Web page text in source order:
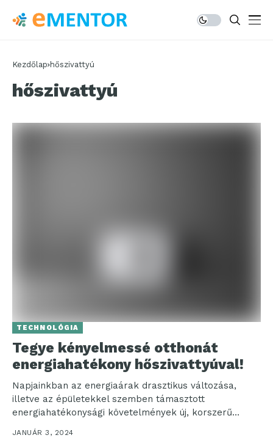
Kezdőlap hőszivattyú
hőszivattyú
TECHNOLÓGIA
Tegye kényelmessé otthonát
energiahatékony hőszivattyúval!
Napjainkban az energiaárak drasztikus változása,
illetve az épületekkel szemben támasztott
energiahatékonysági követelmények új, korszerű
épületgépészeti megoldások alkalmazását teszik
szükségessé. Az ingyenesen és korlátlanul...
JANUÁR 3, 2024